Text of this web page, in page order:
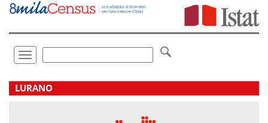
Vai
direttamente
Toggle
navigation
LURANO